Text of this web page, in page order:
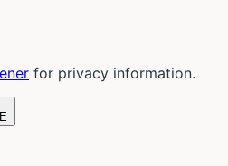
for privacy information.